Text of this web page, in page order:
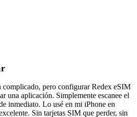
complicado, pero configurar Redex eSIM
una aplicación. Simplemente escanee el
inmediato. Lo usé en mi iPhone en
Sin tarjetas SIM que perder, sin